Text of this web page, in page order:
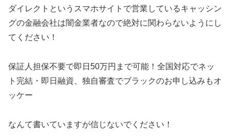
ダイレクトというスマホサイトで営業しているキャッシン
グの金融会社は闇金業者なので絶対に関わらないようにし
てください！
保証人担保不要で即日50万円まで可能！全国対応でネッ
ト完結・即日融資、独自審査でブラックのお申し込みもオ
ッケー
なんて書いていますが信じないでください！